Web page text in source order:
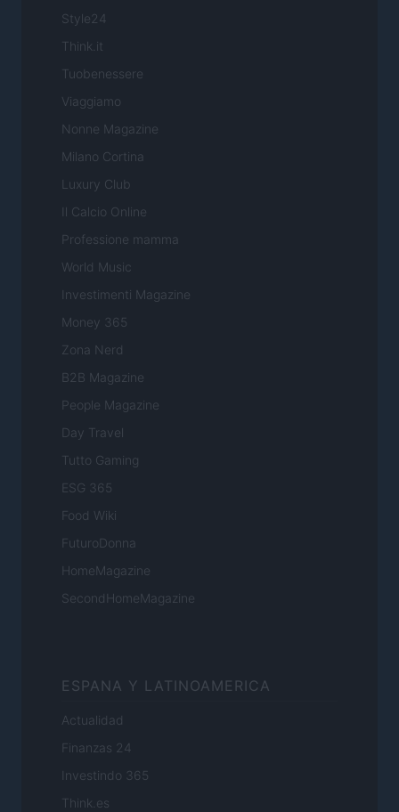
Style24
Think.it
Tuobenessere
Viaggiamo
Nonne Magazine
Milano Cortina
Luxury Club
Il Calcio Online
Professione mamma
World Music
Investimenti Magazine
Money 365
Zona Nerd
B2B Magazine
People Magazine
Day Travel
Tutto Gaming
ESG 365
Food Wiki
FuturoDonna
HomeMagazine
SecondHomeMagazine
ESPANA Y LATINOAMERICA
Actualidad
Finanzas 24
Investindo 365
Think.es